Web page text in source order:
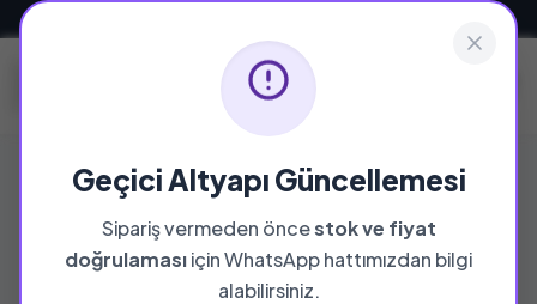
Geçici Altyapı Güncellemesi
Sipariş vermeden öncestok ve fiyat
doğrulamasıiçin WhatsApp hattımızdan bilgi
alabilirsiniz.
YAYINEVI
Medine Yayıncılık